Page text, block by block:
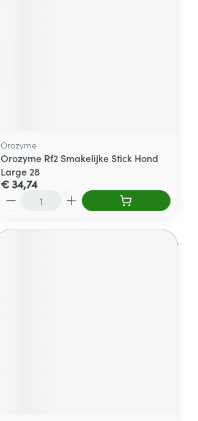
Orozyme
Orozyme Rf2 Smakelijke Stick Hond
Large 28
€ 34,74